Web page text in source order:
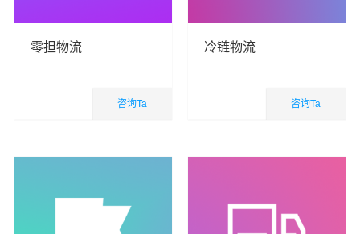
零担物流
咨询Ta
冷链物流
咨询Ta